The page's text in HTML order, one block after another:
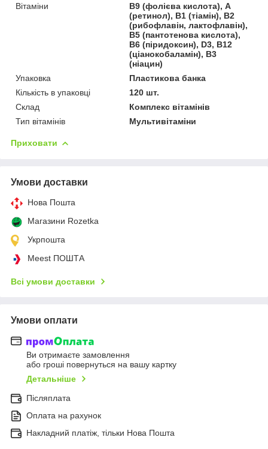
Вітаміни
В9 (фолієва кислота), А
(ретинол), В1 (тіамін), В2
(рибофлавін, лактофлавін),
В5 (пантотенова кислота),
В6 (піридоксин), D3, В12
(ціанокобаламін), В3
(ніацин)
Упаковка
Пластикова банка
Кількість в упаковці
120 шт.
Склад
Комплекс вітамінів
Тип вітамінів
Мультивітаміни
Приховати
Умови доставки
Нова Пошта
Магазини Rozetka
Укрпошта
Meest ПОШТА
Всі умови доставки
Умови оплати
Ви отримаєте замовлення
або гроші повернуться на вашу картку
Детальніше
Післяплата
Оплата на рахунок
Накладний платіж, тільки Нова Пошта